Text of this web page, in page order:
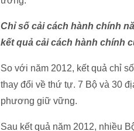
Chỉ số cải cách hành chính
kết quả cải cách hành chính
So với năm 2012, kết quả chỉ
thay đổi về thứ tự. 7 Bộ và 30
phương giữ vững.
Sau kết quả năm 2012, nhiều